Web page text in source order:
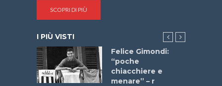
SCOPRI DI PIÙ
I PIÙ VISTI
Felice Gimondi:
“poche
chiacchiere e
menare” – r